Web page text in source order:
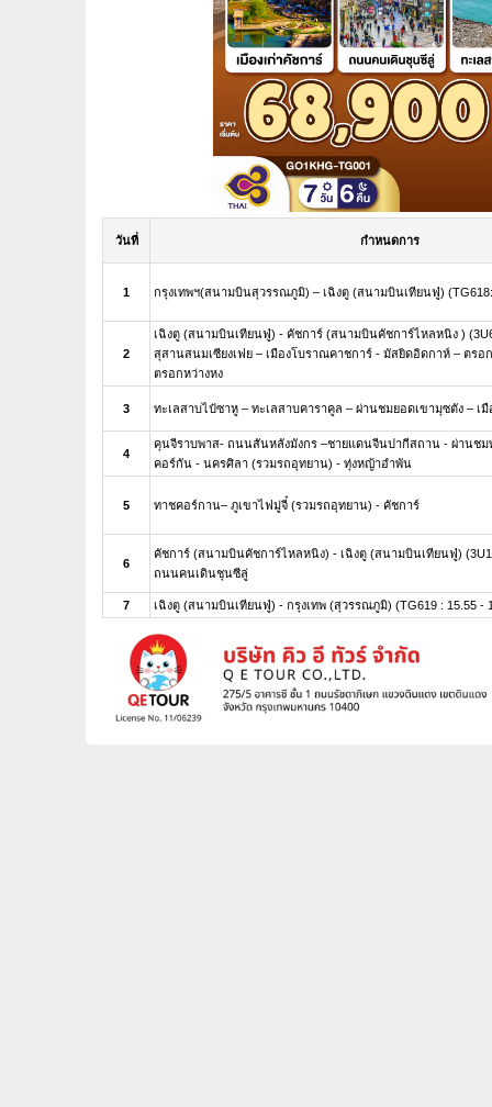
วันที่ กำหนดการ
1 กรุงเทพฯ(สนามบินสุวรรณภูมิ) – เฉิงตู (สนามบินเทียนฟู่) (TG618:
2
เฉิงตู (สนามบินเทียนฟู่) - คัชการ์ (สนามบินคัชการ์ไหลหนิง )
สุสานสนมเซียงเฟย – เมืองโบราณคาชการ์ - มัสยิดอิดกาห์ – ตรอ
ตรอกหว่างหง
3 ทะเลสาบไป๋ซาหู – ทะเลสาบคาราคูล – ผ่านชมยอดเขามุซตัง – เ
4
คุนจีราบพาส- ถนนสันหลังมังกร –ชายแดนจีนปากีสถาน - ผ่านชม
คอร์กัน - นครศิลา (รวมรถอุทยาน) - ทุ่งหญ้าอำพัน
5 ทาชคอร์กาน– ภูเขาไฟมู่จี๋ (รวมรถอุทยาน) - คัชการ์
6
คัชการ์ (สนามบินคัชการ์ไหลหนิง) - เฉิงตู (สนามบินเทียนฟู่)
ถนนคนเดินชุนซีลู่
7 เฉิงตู (สนามบินเทียนฟู่) - กรุงเทพ (สุวรรณภูมิ) (TG619 : 15.55 -